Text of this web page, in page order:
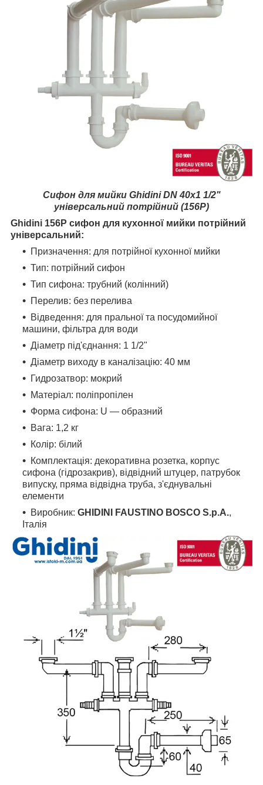
Сифон для мийки Ghidini DN 40х1 1/2"
універсальний потрійний (156P)
Ghidini 156P сифон для кухонної мийки потрійний
універсальний:
Призначення: для потрійної кухонної мийки
Тип: потрійний сифон
Тип сифона: трубний (колінний)
Перелив: без перелива
Відведення: для пральної та посудомийної
машини, фільтра для води
Діаметр під'єднання: 1 1/2"
Діаметр виходу в каналізацію: 40 мм
Гидрозатвор: мокрий
Матеріал: поліпропілен
Форма сифона: U — образний
Вага: 1,2 кг
Колір: білий
Комплектація: декоративна розетка, корпус
сифона (гідрозакрив), відвідний штуцер, патрубок
випуску, пряма відвідна труба, з'єднувальні
елементи
Виробник: GHIDINI FAUSTINO BOSCO S.p.A.,
Італія